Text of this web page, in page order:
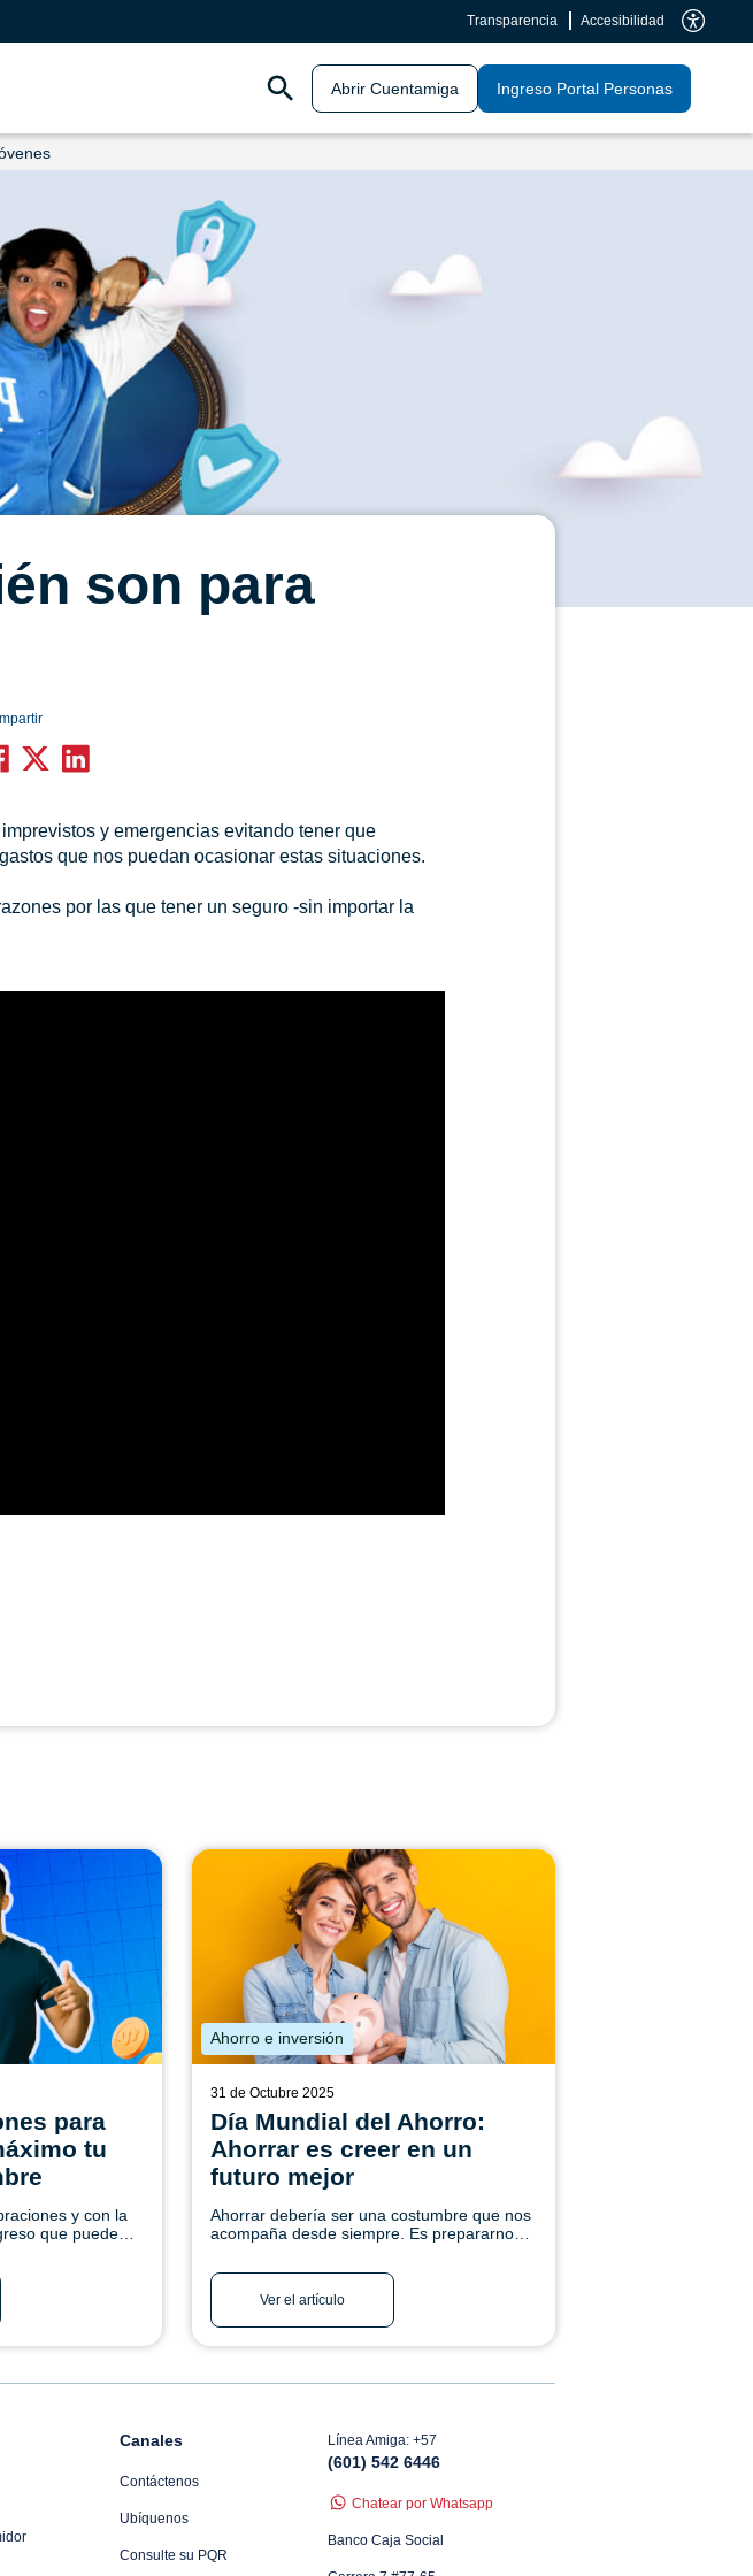
Transparencia Accesibilidad
Abrir Cuentamiga Ingreso Portal Personas
son para
y emergencias evitando tener que
que nos puedan ocasionar estas situaciones.
por las que tener un seguro -sin importar la
para
tu
y con la
que puede
Ahorro e inversión
31 de Octubre 2025
Día Mundial del Ahorro:
Ahorrar es creer en un
futuro mejor
Ahorrar debería ser una costumbre que nos
acompaña desde siempre. Es prepararnos
sí se pueden cumplir y construir. ¡Conoce
Ver el artículo
Canales
Contáctenos
Ubíquenos
Consulte su PQR
Línea Amiga: +57
(601) 542 6446
Chatear por Whatsapp
Banco Caja Social